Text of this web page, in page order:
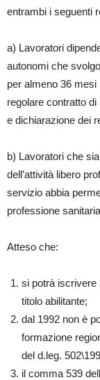
entrambi i seguenti
a) Lavoratori
autonomi che
per almeno 36
regolare contratto
e dichiarazione dei
b) Lavoratori che
dell’attività libero
servizio abbia
professione
Atteso che:
si potrà iscrivere
titolo abilitante;
dal 1992 non è
formazione
del d.leg.
il comma 539